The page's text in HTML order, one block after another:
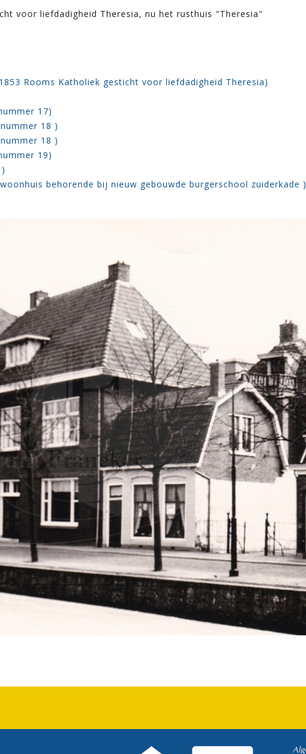
voor liefdadigheid Theresia, nu het rusthuis "Theresia"
Rooms Katholiek gesticht voor liefdadigheid Theresia)
17)
18 )
18 )
19)
behorende bij nieuw gebouwde burgerschool zuiderkade )